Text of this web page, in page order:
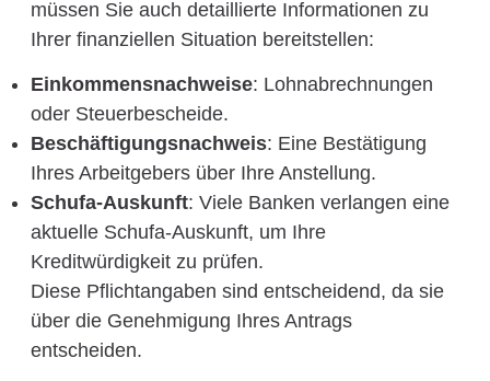
müssen Sie auch detaillierte Informationen zu
Ihrer finanziellen Situation bereitstellen:
Einkommensnachweise: Lohnabrechnungen
oder Steuerbescheide.
Beschäftigungsnachweis: Eine Bestätigung
Ihres Arbeitgebers über Ihre Anstellung.
Schufa-Auskunft: Viele Banken verlangen eine
aktuelle Schufa-Auskunft, um Ihre
Kreditwürdigkeit zu prüfen.
Diese Pflichtangaben sind entscheidend, da sie
über die Genehmigung Ihres Antrags
entscheiden.